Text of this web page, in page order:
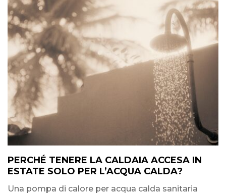
PERCHÉ TENERE LA CALDAIA ACCESA IN
ESTATE SOLO PER L’ACQUA CALDA?
Una pompa di calore per acqua calda sanitaria